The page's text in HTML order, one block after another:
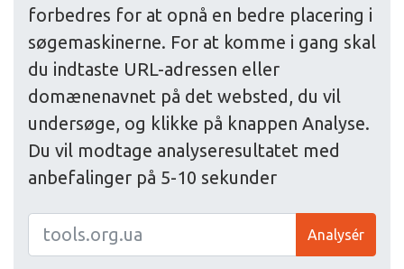
forbedres for at opnå en bedre placering i
søgemaskinerne. For at komme i gang skal
du indtaste URL-adressen eller
domænenavnet på det websted, du vil
undersøge, og klikke på knappen Analyse.
Du vil modtage analyseresultatet med
anbefalinger på 5-10 sekunder
Analysér